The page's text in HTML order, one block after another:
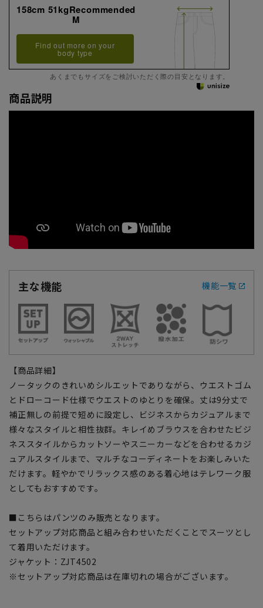
158cm 51kgRecommended
M
Find out more on your
body type
あくまでもサイズをご検討いただく際の目安となります。
商品説明
主な機能 機能一覧
【商品詳細】
ノータックのきれいめシルエットでありながら、ウエストゴム
とドローコード仕様でウエストのゆとりを確保。丈は9分丈で
補正無しの前提で短めに設定し、ビジネスからカジュアルまで
様々なスタイルと相性抜群。キレイめブラウスを合わせたビジ
ネススタイルからカットソーやスニーカーなどを合わせるカジ
ュアルスタイルまで、マルチなコーディネートをお楽しみいた
だけます。軽やかでリラックス感のある着心地はテレワーク服
としてもおすすめです。
■こちらはパンツのみ販売となります。
セットアップ対応商品と組み合わせいただくことでスーツとし
て着用いただけます。
ジャケット：ZJT4502
※セットアップ対応商品は在庫切れの場合がございます。